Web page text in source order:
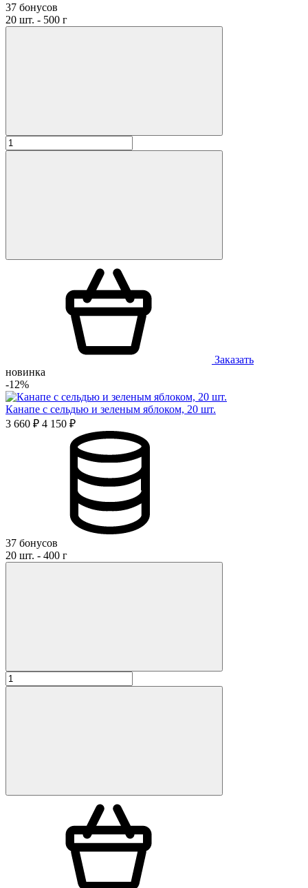
37 бонусов
20 шт. - 500 г
Заказать
новинка
-12%
Канапе с сельдью и зеленым яблоком, 20 шт.
3 660 ₽ 4 150 ₽
37 бонусов
20 шт. - 400 г